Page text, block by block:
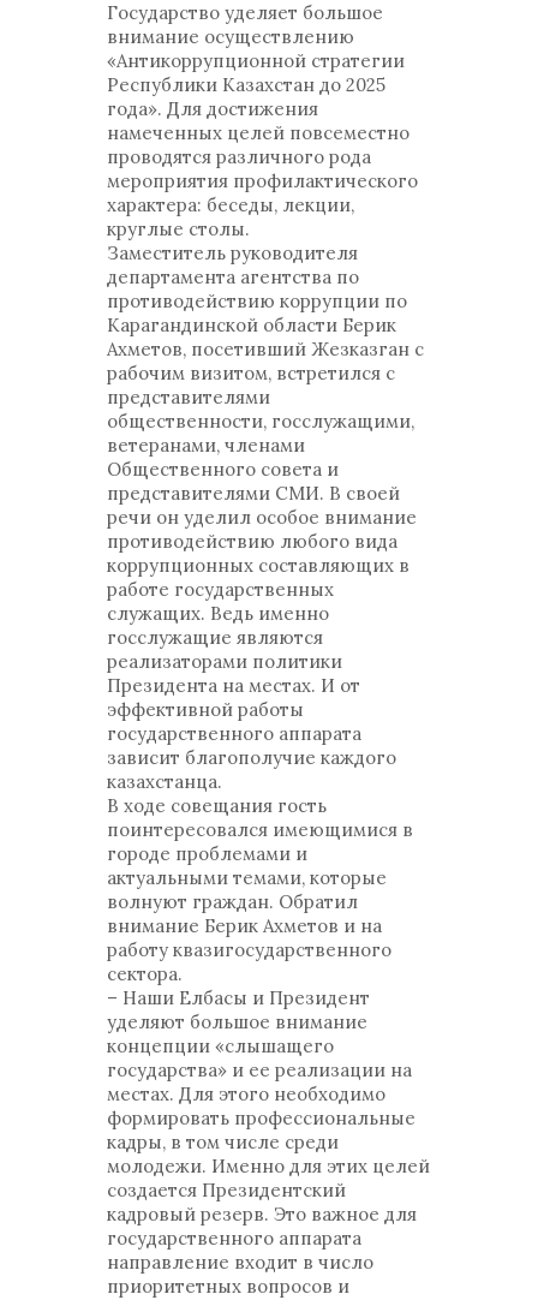
Государство уделяет большое
внимание осуществлению
«Антикоррупционной стратегии
Республики Казахстан до 2025
года». Для достижения
намеченных целей повсеместно
проводятся различного рода
мероприятия профилактического
характера: беседы, лекции,
круглые столы.
Заместитель руководителя
департамента агентства по
противодействию коррупции по
Карагандинской области Берик
Ахметов, посетивший Жезказган с
рабочим визитом, встретился с
представителями
общественности, госслужащими,
ветеранами, членами
Общественного совета и
представителями СМИ. В своей
речи он уделил особое внимание
противодействию любого вида
коррупционных составляющих в
работе государственных
служащих. Ведь именно
госслужащие являются
реализаторами политики
Президента на местах. И от
эффективной работы
государственного аппарата
зависит благополучие каждого
казахстанца.
В ходе совещания гость
поинтересовался имеющимися в
городе проблемами и
актуальными темами, которые
волнуют граждан. Обратил
внимание Берик Ахметов и на
работу квазигосударственного
сектора.
– Наши Елбасы и Президент
уделяют большое внимание
концепции «слышащего
государства» и ее реализации на
местах. Для этого необходимо
формировать профессиональные
кадры, в том числе среди
молодежи. Именно для этих целей
создается Президентский
кадровый резерв. Это важное для
государственного аппарата
направление входит в число
приоритетных вопросов и